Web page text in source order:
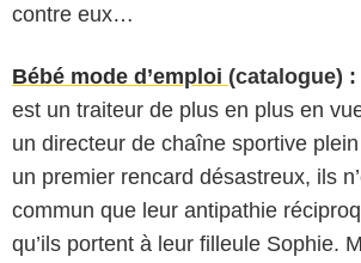
contre eux…
Bébé mode d’emploi (catalogue) :
est un traiteur de plus en plus en
un directeur de chaîne sportive plein
un premier rencard désastreux, ils
commun que leur antipathie
qu’ils portent à leur filleule Sophie.